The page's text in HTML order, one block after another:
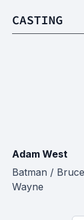
CASTING
Adam West
Batman / Bruce
Wayne